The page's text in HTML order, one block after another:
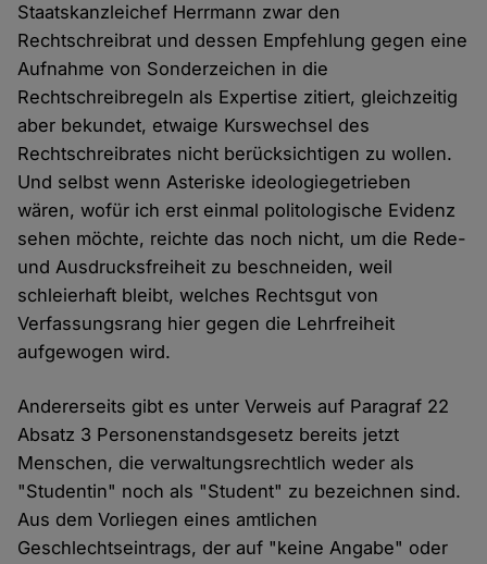
Staatskanzleichef Herrmann zwar den
Rechtschreibrat und dessen Empfehlung gegen eine
Aufnahme von Sonderzeichen in die
Rechtschreibregeln als Expertise zitiert, gleichzeitig
aber bekundet, etwaige Kurswechsel des
Rechtschreibrates nicht berücksichtigen zu wollen.
Und selbst wenn Asteriske ideologiegetrieben
wären, wofür ich erst einmal politologische Evidenz
sehen möchte, reichte das noch nicht, um die Rede-
und Ausdrucksfreiheit zu beschneiden, weil
schleierhaft bleibt, welches Rechtsgut von
Verfassungsrang hier gegen die Lehrfreiheit
aufgewogen wird.
Andererseits gibt es unter Verweis auf Paragraf 22
Absatz 3 Personenstandsgesetz bereits jetzt
Menschen, die verwaltungsrechtlich weder als
"Studentin" noch als "Student" zu bezeichnen sind.
Aus dem Vorliegen eines amtlichen
Geschlechtseintrags, der auf "keine Angabe" oder